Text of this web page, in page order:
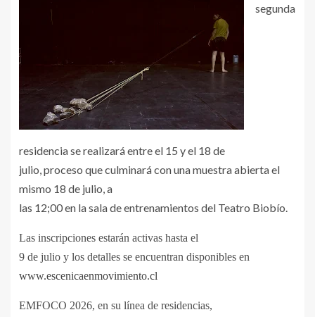
segunda
residencia se realizará entre el 15 y el 18 de
julio, proceso que culminará con una muestra abierta el
mismo 18 de julio, a
las 12;00 en la sala de entrenamientos del Teatro Biobío.
Las inscripciones estarán activas hasta el
9 de julio y los detalles se encuentran disponibles en
www.escenicaenmovimiento.cl
EMFOCO 2026, en su línea de residencias,